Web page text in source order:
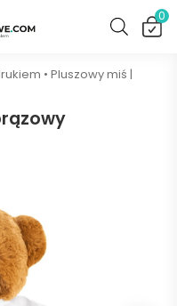
0
• Pluszowy miś |